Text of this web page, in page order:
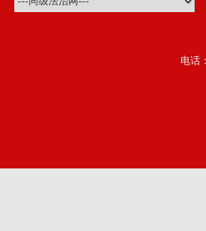
电话